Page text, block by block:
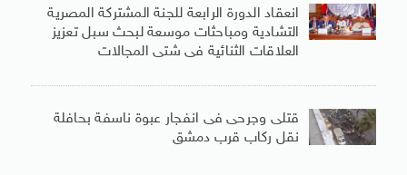
انعقاد الدورة الرابعة للجنة المشتركة المصرية
التشادية ومباحثات موسعة لبحث سبل تعزيز
العلاقات الثنائية فى شتى المجالات
قتلى وجرحى فى انفجار عبوة ناسفة بحافلة
نقل ركاب قرب دمشق